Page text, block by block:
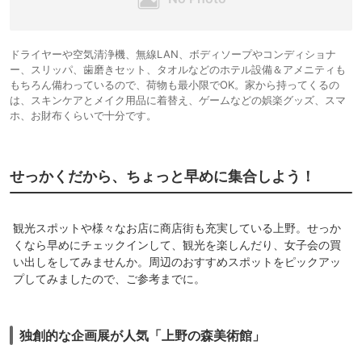
ドライヤーや空気清浄機、無線LAN、ボディソープやコンディショナ
ー、スリッパ、歯磨きセット、タオルなどのホテル設備＆アメニティも
もちろん備わっているので、荷物も最小限でOK。家から持ってくるの
は、スキンケアとメイク用品に着替え、ゲームなどの娯楽グッズ、スマ
ホ、お財布くらいで十分です。
せっかくだから、ちょっと早めに集合しよう！
観光スポットや様々なお店に商店街も充実している上野。せっか
くなら早めにチェックインして、観光を楽しんだり、女子会の買
い出しをしてみませんか。周辺のおすすめスポットをピックアッ
プしてみましたので、ご参考までに。
独創的な企画展が人気「上野の森美術館」